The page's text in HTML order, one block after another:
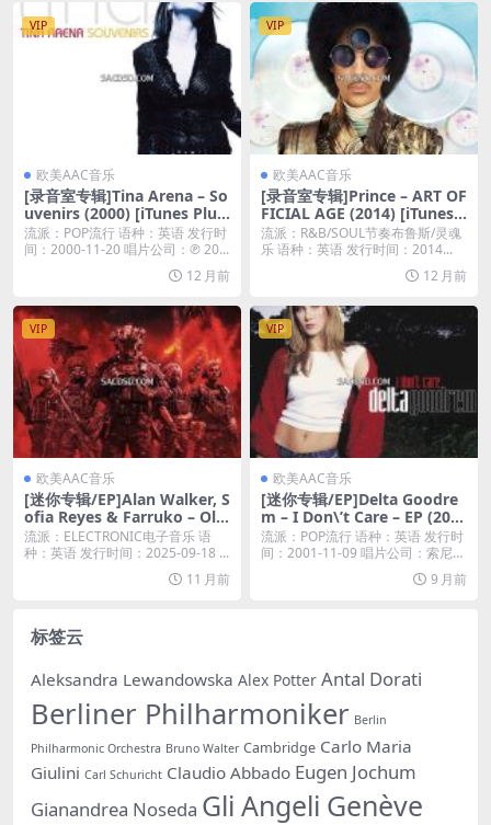
VIP
欧美AAC音乐
[录音室专辑]Tina Arena – So
uvenirs (2000) [iTunes Plus
M4A]
流派：POP流行 语种：英语 发行时
间：2000-11-20 唱片公司：℗ 20...
12 月前
VIP
欧美AAC音乐
[录音室专辑]Prince – ART OF
FICIAL AGE (2014) [iTunes
Plus M4A]
流派：R&B/SOUL节奏布鲁斯/灵魂
乐 语种：英语 发行时间：2014...
12 月前
VIP
欧美AAC音乐
[迷你专辑/EP]Alan Walker, S
ofia Reyes & Farruko – Old
Habits (Remixes) – EP (202
5) [iTunes Plus M4A]
流派：ELECTRONIC电子音乐 语
种：英语 发行时间：2025-09-18 ...
11 月前
VIP
欧美AAC音乐
[迷你专辑/EP]Delta Goodre
m – I Don\’t Care – EP (200
1) [iTunes Plus M4A]
流派：POP流行 语种：英语 发行时
间：2001-11-09 唱片公司：索尼音
9 月前
标签云
Aleksandra Lewandowska Alex Potter Antal Dorati
Berliner Philharmoniker Berlin
Philharmonic Orchestra Bruno Walter Cambridge Carlo Maria
Giulini Carl Schuricht Claudio Abbado Eugen Jochum
Gianandrea Noseda Gli Angeli Genève